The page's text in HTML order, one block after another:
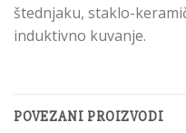
štednjaku, staklo-
induktivno kuvanje.
POVEZANI PROIZVODI